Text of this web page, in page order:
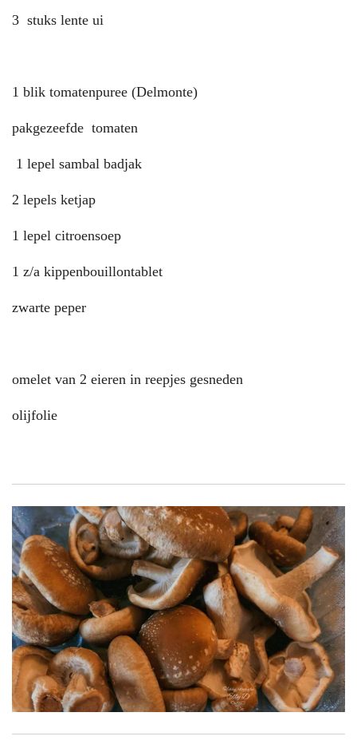
3 stuks lente ui
1 blik tomatenpuree (Delmonte)
pakgezeefde tomaten
1 lepel sambal badjak
2 lepels ketjap
1 lepel citroensoep
1 z/a kippenbouillontablet
zwarte peper
omelet van 2 eieren in reepjes gesneden
olijfolie